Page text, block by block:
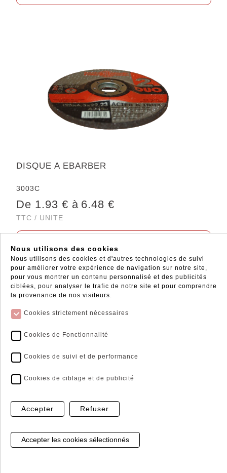
DISQUE A EBARBER
3003C
De 1.93 € à 6.48 €
TTC / UNITE
DISQUE A LAMELLE
3003D
De 3.65 € à 7.30 €
Nous utilisons des cookies
Nous utilisons des cookies et d'autres technologies de suivi
pour améliorer votre expérience de navigation sur notre site,
pour vous montrer un contenu personnalisé et des publicités
ciblées, pour analyser le trafic de notre site et pour comprendre
la provenance de nos visiteurs.
Cookies strictement nécessaires
Cookies de Fonctionnalité
Cookies de suivi et de performance
Cookies de ciblage et de publicité
Accepter Refuser